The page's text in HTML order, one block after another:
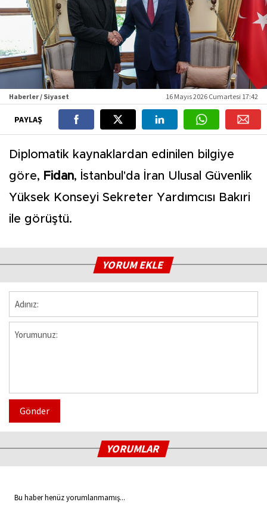
Haberler / Siyaset 16 Mayıs 2026 Cumartesi 17:42
PAYLAŞ
Diplomatik kaynaklardan edinilen bilgiye
göre, Fidan, İstanbul'da İran Ulusal Güvenlik
Yüksek Konseyi Sekreter Yardımcısı Bakıri
ile görüştü.
YORUM EKLE
Gönder
YORUMLAR
Bu haber henüz yorumlanmamış...